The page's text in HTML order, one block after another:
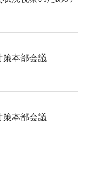
策本部会議
策本部会議